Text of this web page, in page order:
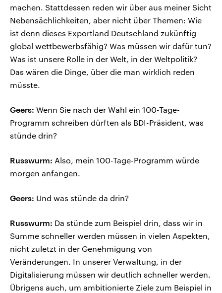
machen. Stattdessen reden wir über aus meiner Sicht
Nebensächlichkeiten, aber nicht über Themen: Wie
ist denn dieses Exportland Deutschland zukünftig
global wettbewerbsfähig? Was müssen wir dafür tun?
Was ist unsere Rolle in der Welt, in der Weltpolitik?
Das wären die Dinge, über die man wirklich reden
müsste.
Geers: Wenn Sie nach der Wahl ein 100-Tage-
Programm schreiben dürften als BDI-Präsident, was
stünde drin?
Russwurm: Also, mein 100-Tage-Programm würde
morgen anfangen.
Geers: Und was stünde da drin?
Russwurm: Da stünde zum Beispiel drin, dass wir in
Summe schneller werden müssen in vielen Aspekten,
nicht zuletzt in der Genehmigung von
Veränderungen. In unserer Verwaltung, in der
Digitalisierung müssen wir deutlich schneller werden.
Übrigens auch, um ambitionierte Ziele zum Beispiel in